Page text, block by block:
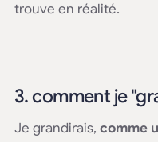
trouve en réalité.
3. comment je
Je grandirais, comme